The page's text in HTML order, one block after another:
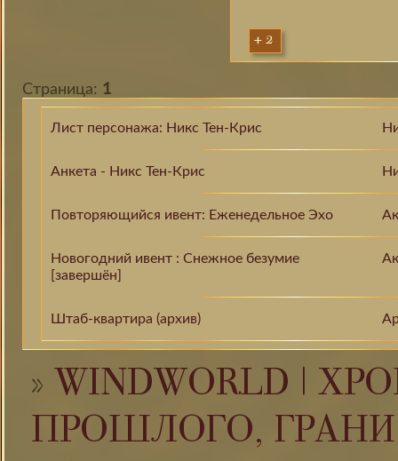
+2
Страница: 1
Лист персонажа: Никс Тен-Крис
Анкета - Никс Тен-Крис
Повторяющийся ивент: Еженедельное Эхо
Новогодний ивент : Снежное безумие
[завершён]
Штаб-квартира (архив)
» WINDWORLD |
ПРОШЛОГО,